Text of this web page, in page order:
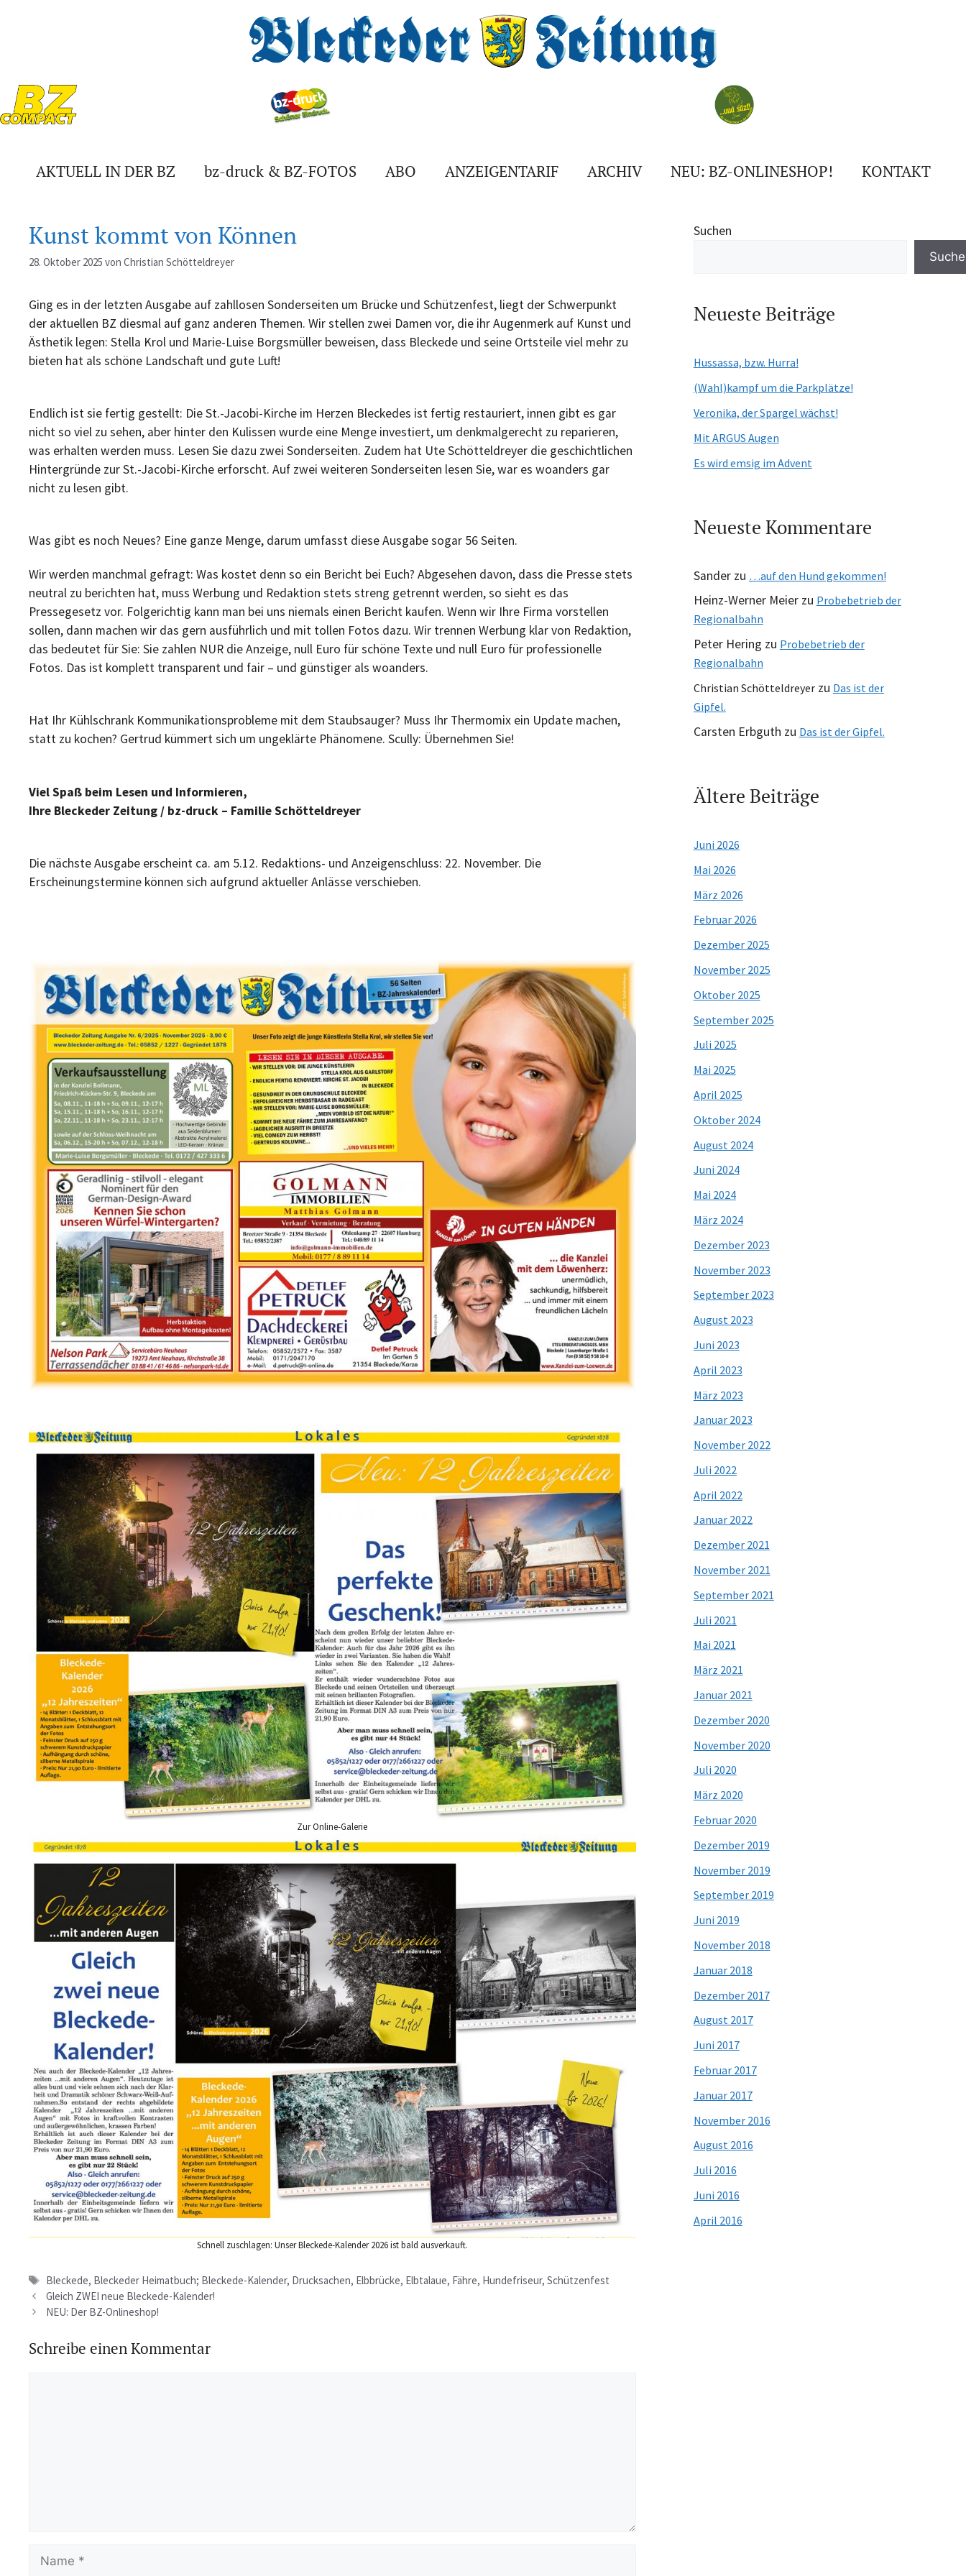
AKTUELL IN DER BZ bz-druck & BZ-FOTOS ABO ANZEIGENTARIF ARCHIV NEU: BZ-ONLINESHOP! KONTAKT
Kunst kommt von Können
28. Oktober 2025 von Christian Schötteldreyer
Ging es in der letzten Ausgabe auf zahllosen Sonderseiten um Brücke und Schützenfest, liegt der Schwerpunkt
der aktuellen BZ diesmal auf ganz anderen Themen. Wir stellen zwei Damen vor, die ihr Augenmerk auf Kunst und
Ästhetik legen: Stella Krol und Marie-Luise Borgsmüller beweisen, dass Bleckede und seine Ortsteile viel mehr zu
bieten hat als schöne Landschaft und gute Luft!
Endlich ist sie fertig gestellt: Die St.-Jacobi-Kirche im Herzen Bleckedes ist fertig restauriert, innen gibt es gar
nicht so viel zu sehen, aber hinter den Kulissen wurde eine Menge investiert, um denkmalgerecht zu reparieren,
was erhalten werden muss. Lesen Sie dazu zwei Sonderseiten. Zudem hat Ute Schötteldreyer die geschichtlichen
Hintergründe zur St.-Jacobi-Kirche erforscht. Auf zwei weiteren Sonderseiten lesen Sie, war es woanders gar
nicht zu lesen gibt.
Was gibt es noch Neues? Eine ganze Menge, darum umfasst diese Ausgabe sogar 56 Seiten.
Wir werden manchmal gefragt: Was kostet denn so ein Bericht bei Euch? Abgesehen davon, dass die Presse stets
neutral zu berichten hat, muss Werbung und Redaktion stets streng getrennt werden, so sieht es das
Pressegesetz vor. Folgerichtig kann man bei uns niemals einen Bericht kaufen. Wenn wir Ihre Firma vorstellen
sollen, dann machen wir das gern ausführlich und mit tollen Fotos dazu. Wir trennen Werbung klar von Redaktion,
das bedeutet für Sie: Sie zahlen NUR die Anzeige, null Euro für schöne Texte und null Euro für professionelle
Fotos. Das ist komplett transparent und fair – und günstiger als woanders.
Hat Ihr Kühlschrank Kommunikationsprobleme mit dem Staubsauger? Muss Ihr Thermomix ein Update machen,
statt zu kochen? Gertrud kümmert sich um ungeklärte Phänomene. Scully: Übernehmen Sie!
Viel Spaß beim Lesen und Informieren,
Ihre Bleckeder Zeitung / bz-druck – Familie Schötteldreyer
Die nächste Ausgabe erscheint ca. am 5.12. Redaktions- und Anzeigenschluss: 22. November. Die
Erscheinungstermine können sich aufgrund aktueller Anlässe verschieben.
Zur Online-Galerie
Schnell zuschlagen: Unser Bleckede-Kalender 2026 ist bald ausverkauft.
Schlagwörter
Bleckede, Bleckeder Heimatbuch; Bleckede-Kalender, Drucksachen, Elbbrücke, Elbtalaue, Fähre, Hundefriseur, Schützenfest
Gleich ZWEI neue Bleckede-Kalender!
NEU: Der BZ-Onlineshop!
Schreibe einen Kommentar
Name
Suchen
Neueste Beiträge
Hussassa, bzw. Hurra!
(Wahl)kampf um die Parkplätze!
Veronika, der Spargel wächst!
Mit ARGUS Augen
Es wird emsig im Advent
Neueste Kommentare
Sanderzu …auf den Hund gekommen!
Heinz-Werner Meierzu Probebetrieb der
Regionalbahn
Peter Hering zu Probebetrieb der
Regionalbahn
Christian Schötteldreyerzu Das ist der
Gipfel.
Carsten Erbguth zu Das ist der Gipfel.
Ältere Beiträge
Juni 2026
Mai 2026
März 2026
Februar 2026
Dezember 2025
November 2025
Oktober 2025
September 2025
Juli 2025
Mai 2025
April 2025
Oktober 2024
August 2024
Juni 2024
Mai 2024
März 2024
Dezember 2023
November 2023
September 2023
August 2023
Juni 2023
April 2023
März 2023
Januar 2023
November 2022
Juli 2022
April 2022
Januar 2022
Dezember 2021
November 2021
September 2021
Juli 2021
Mai 2021
März 2021
Januar 2021
Dezember 2020
November 2020
Juli 2020
März 2020
Februar 2020
Dezember 2019
November 2019
September 2019
Juni 2019
November 2018
Januar 2018
Dezember 2017
August 2017
Juni 2017
Februar 2017
Januar 2017
November 2016
August 2016
Juli 2016
Juni 2016
April 2016